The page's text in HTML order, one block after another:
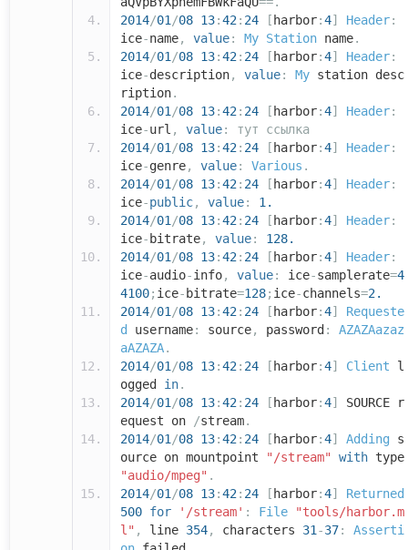
2014/01/08 13:42: 24 [ harbor:4] Header:
ice-name, value: My Station name.
2014/01/08 13:42: 24 [ harbor:4] Header:
ice-description, value: My station desc
ription.
2014/01/08 13:42: 24 [ harbor:4] Header:
ice-url , value: тут
ссылка
2014/01/08 13:42: 24 [ harbor:4] Header:
ice-genre, value: Various .
2014/01/08 13:42: 24 [ harbor:4] Header:
ice-public, value:
1.
2014/01/08 13:42: 24 [ harbor:4] Header:
ice- bitrate, value:
128.
2014/01/08 13:42: 24 [ harbor:4] Header:
ice-audio-info, value: ice-samplerate=4
4100; ice- bitrate=128; ice-channels=2.
2014/01/08 13:42: 24 [ harbor:4]
Requeste
d
username: source, password :
AZAZAazaz
aAZAZA.
2014/01/08 13:42: 24 [ harbor:4] Client l
ogged in.
2014/01/08 13:42: 24 [ harbor:4]
SOURCE r
equest on
/stream.
2014/01/08 13:42: 24 [ harbor:4] Adding s
ource on mountpoint
"/stream" with type
"audio/mpeg" .
2014/01/08 13:42: 24 [ harbor:4]
Returned
500 for '/stream' : File
"tools/harbor.m
l" , line 354, characters 31-37:
Asserti